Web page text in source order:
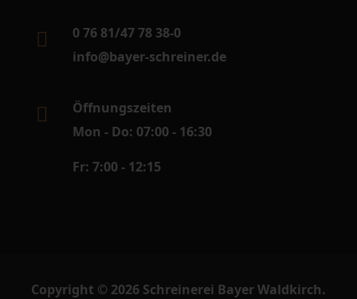
0 76 81/47 78 38-0
info@bayer-schreiner.de
Öffnungszeiten
Mon - Do: 07:00 - 16:30
Fr: 7:00 - 12:15
Copyright © 2026 Schreinerei Bayer Waldkirch.